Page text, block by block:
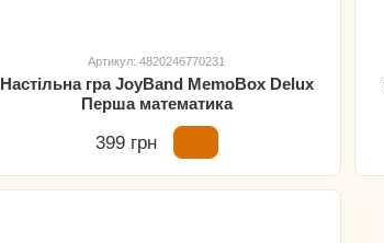
Артикул: 4820246770231
Настільна гра JoyBand MemoBox Delux
Перша математика
399 грн